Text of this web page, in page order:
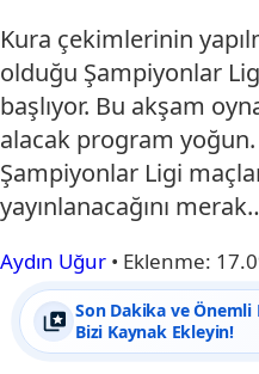
Kura çekimlerinin
olduğu Şampiyonlar
başlıyor. Bu akşam
alacak program
Şampiyonlar Ligi
yayınlanacağını
Aydın Uğur • Eklenme:
Son Dakika ve
Bizi Kaynak Ekleyin!